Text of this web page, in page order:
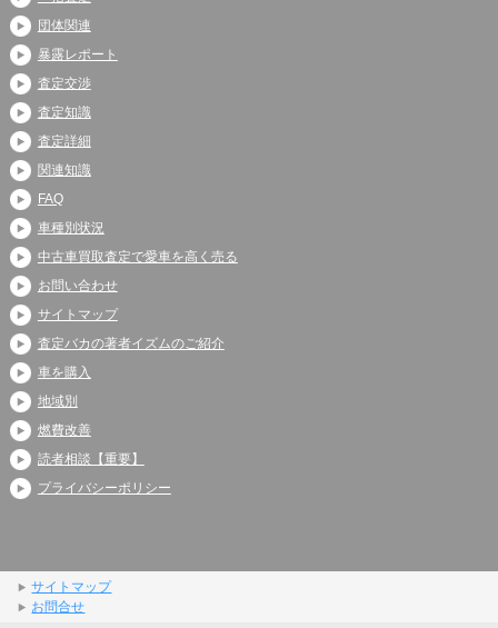
団体関連
暴露レポート
査定交渉
査定知識
査定詳細
関連知識
FAQ
車種別状況
中古車買取査定で愛車を高く売る
お問い合わせ
サイトマップ
査定バカの著者イズムのご紹介
車を購入
地域別
燃費改善
読者相談【重要】
プライバシーポリシー
サイトマップ
お問合せ